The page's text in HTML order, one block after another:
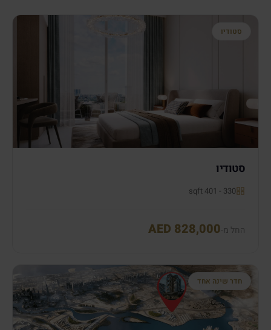
סטודיו
סטודיו
330 - 401 sqft
החל מ- AED 828,000
חדר שינה אחד